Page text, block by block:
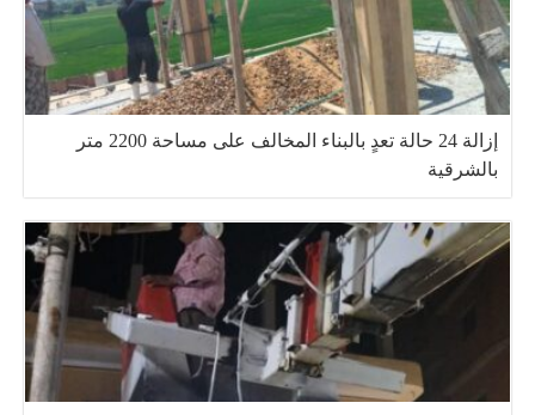
إزالة 24 حالة تعدٍ بالبناء المخالف على مساحة 2200 متر
بالشرقية